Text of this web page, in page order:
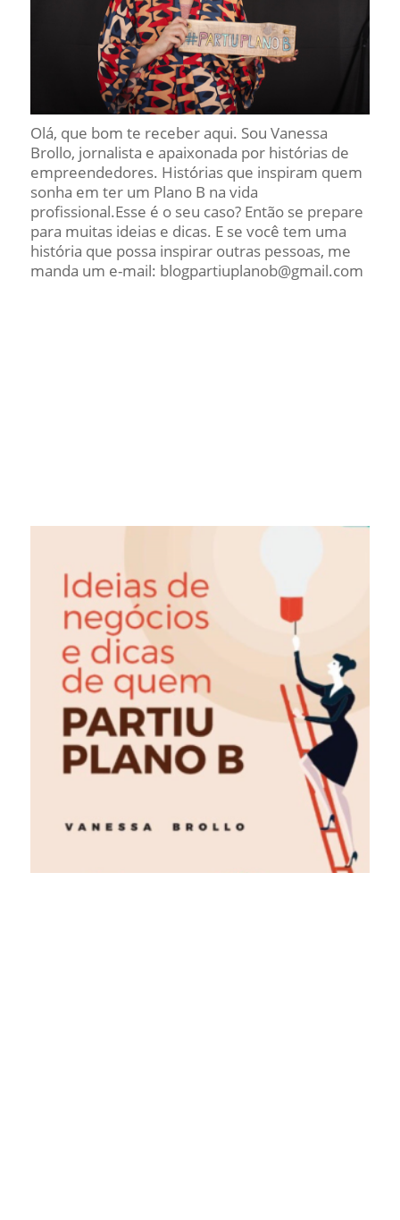
Olá, que bom te receber aqui. Sou Vanessa
Brollo, jornalista e apaixonada por histórias de
empreendedores. Histórias que inspiram quem
sonha em ter um Plano B na vida
profissional.Esse é o seu caso? Então se prepare
para muitas ideias e dicas. E se você tem uma
história que possa inspirar outras pessoas, me
manda um e-mail: blogpartiuplanob@gmail.com